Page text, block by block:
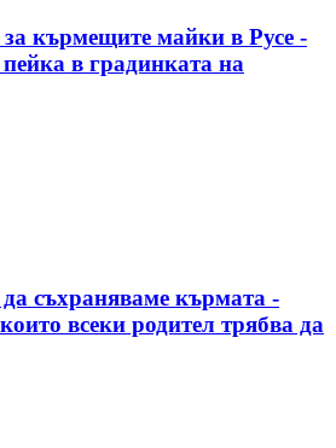
кърмещите майки в Русе -
в градинката на
съхраняваме кърмата -
всеки родител трябва да